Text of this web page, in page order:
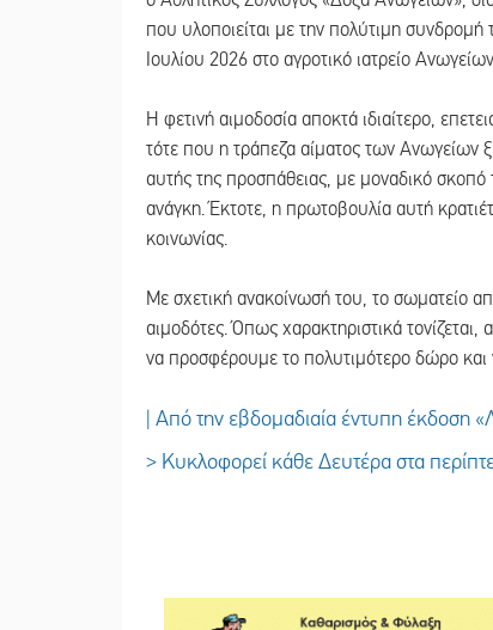
που υλοποιείται με την πολύτιμη
Ιουλίου 2026 στο αγροτικό ιατρείο
Η φετινή αιμοδοσία αποκτά ιδιαίτερο,
τότε που η τράπεζα αίματος των Ανωγείων
αυτής της προσπάθειας, με μοναδικό
ανάγκη. Έκτοτε, η πρωτοβουλία αυτή
κοινωνίας.
Με σχετική ανακοίνωσή του, το σωματείο
αιμοδότες. Όπως χαρακτηριστικά
να προσφέρουμε το πολυτιμότερο δώρο και
| Από την εβδομαδιαία έντυπη έκδοση
> Κυκλοφορεί κάθε Δευτέρα στα